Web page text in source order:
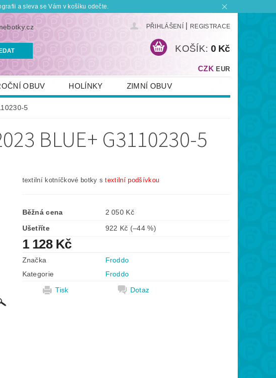
a sleva se Vám v košíku odečte.
PŘIHLÁŠENÍ REGISTRACE
CZK EUR
KOŠÍK: 0 Kč
OBUV HOLÍNKY ZIMNÍ OBUV
JSME
5
BLUE+ G3110230-5
textilní kotníčkové botky stextilní podšívkou
Běžná cena
2 050 Kč
Ušetříte
922 Kč (–44 %)
1 128 Kč
Značka
Froddo
Kategorie
Froddo
Tisk
Dotaz